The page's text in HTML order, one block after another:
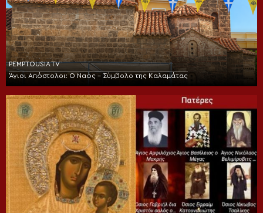
PEMPTOUSIA TV
Άγιοι Απόστολοι: Ο Ναός – Σύμβολο της Καλαμάτας